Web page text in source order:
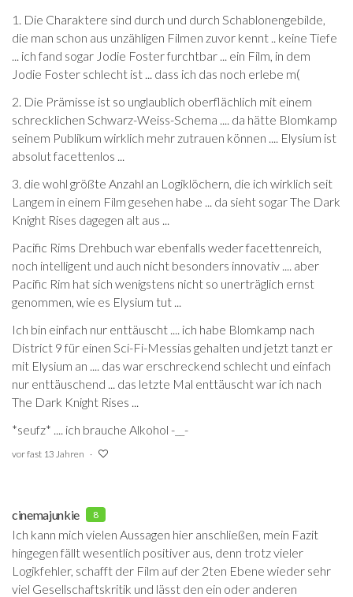
1. Die Charaktere sind durch und durch Schablonengebilde,
die man schon aus unzähligen Filmen zuvor kennt .. keine Tiefe
... ich fand sogar Jodie Foster furchtbar ... ein Film, in dem
Jodie Foster schlecht ist ... dass ich das noch erlebe m(
2. Die Prämisse ist so unglaublich oberflächlich mit einem
schrecklichen Schwarz-Weiss-Schema .... da hätte Blomkamp
seinem Publikum wirklich mehr zutrauen können .... Elysium ist
absolut facettenlos ...
3. die wohl größte Anzahl an Logiklöchern, die ich wirklich seit
Langem in einem Film gesehen habe ... da sieht sogar The Dark
Knight Rises dagegen alt aus ...
Pacific Rims Drehbuch war ebenfalls weder facettenreich,
noch intelligent und auch nicht besonders innovativ .... aber
Pacific Rim hat sich wenigstens nicht so unerträglich ernst
genommen, wie es Elysium tut ...
Ich bin einfach nur enttäuscht .... ich habe Blomkamp nach
District 9 für einen Sci-Fi-Messias gehalten und jetzt tanzt er
mit Elysium an .... das war erschreckend schlecht und einfach
nur enttäuschend ... das letzte Mal enttäuscht war ich nach
The Dark Knight Rises ...
*seufz* .... ich brauche Alkohol -__-
vor fast 13 Jahren
cinemajunkie 8
Ich kann mich vielen Aussagen hier anschließen, mein Fazit
hingegen fällt wesentlich positiver aus, denn trotz vieler
Logikfehler, schafft der Film auf der 2ten Ebene wieder sehr
viel Gesellschaftskritik und lässt den ein oder anderen